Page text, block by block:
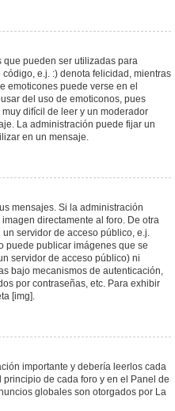
que pueden ser utilizadas para
e.j. :) denota felicidad, mientras
emoticones puede verse en el
del uso de emoticonos, pues
difícil de leer y un moderador
La administración puede fijar un
en un mensaje.
mensajes. Si la administración
directamente al foro. De otra
servidor de acceso público, e.j.
puede publicar imágenes que se
servidor de acceso público) ni
bajo mecanismos de autenticación,
por contraseñas, etc. Para exhibir
[img].
importante y debería leerlos cada
de cada foro y en el Panel de
globales son otorgados por La